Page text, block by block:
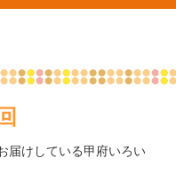
届けしている甲府いろい